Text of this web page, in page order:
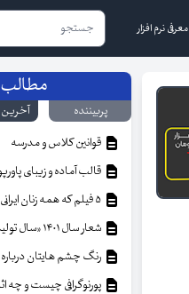
معرفی نرم افزار
مطالب
پربیننده
قوانین کلاس و مدرسه
قالب آماده و زیبای
شعار سال ۱۴۰۱ «سال تولید، دانش‌بنیان و اشتغال‌آفرین»
رنگ چشم هایتان
پورنوگرافی چیست و چه